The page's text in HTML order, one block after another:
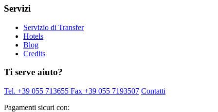
Servizi
Servizio di Transfer
Hotels
Blog
Credits
Ti serve aiuto?
Tel. +39 055 713655 Fax +39 055 7193507 Contatti
Pagamenti sicuri con: